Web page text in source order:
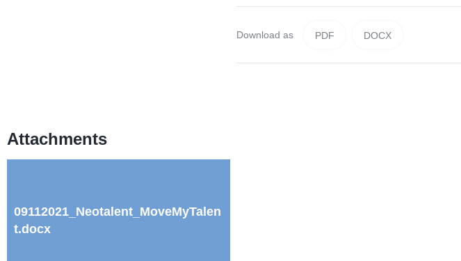
Download as PDF DOCX
Attachments
09112021_Neotalent_MoveMyTalen
t.docx